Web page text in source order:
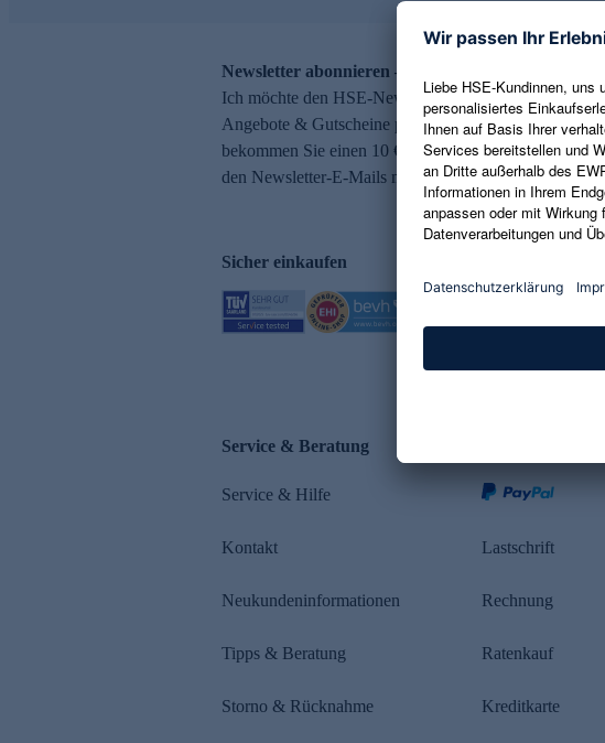
Newsletter abonnieren – 10 € Gutschein erhalten
Ich möchte den HSE-Newsletter abonnieren und
Angebote & Gutscheine per E-Mail erhalten. Als
bekommen Sie einen 10 € Gutschein. Eine
den Newsletter-E-Mails möglich.
Sicher einkaufen
Service & Beratung
Service & Hilfe
Kontakt
Neukundeninformationen
Tipps & Beratung
Storno & Rücknahme
Lastschrift
Rechnung
Ratenkauf
Kreditkarte